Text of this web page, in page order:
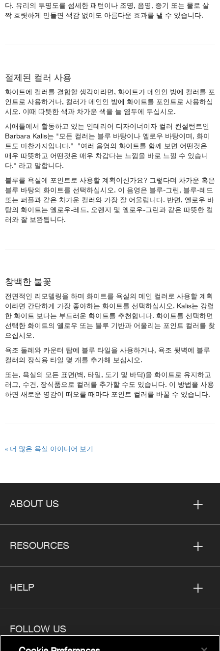
다. 유리의 투명도를 섬세한 패턴이나 조명, 음영, 증기 또는 물로 살
짝 흐릿하게 만들면 색감 없이도 아름다운 효과를 낼 수 있습니다.
절제된 컬러 사용
화이트에 컬러를 결합할 생각이라면, 화이트가 메인인 방에 컬러를 포
인트로 사용하거나, 컬러가 메인인 방에 화이트를 포인트로 사용하십
시오. 이때 따뜻한 색과 차가운 색을 늘 염두에 두십시오.
시애틀에서 활동하고 있는 인테리어 디자이너이자 컬러 컨설턴트인
Barbara Kalis는 "모든 컬러는 블루 바탕이나 옐로우 바탕이며, 화이
트도 마찬가지입니다." "여러 음영의 화이트를 함께 보면 어떤것은
매우 따뜻하고 어떤것은 매우 차갑다는 느낌을 바로 느낄 수 있습니
다." 라고 말합니다.
블루를 욕실에 포인트로 사용할 계획이신가요? 그렇다며 차가운 혹은
블루 바탕의 화이트를 선택하십시오. 이 음영은 블루-그린, 블루-레드
또는 퍼플과 같은 차가운 컬러와 가장 잘 어울립니다. 반면, 옐로우 바
탕의 화이트는 옐로우-레드, 오렌지 및 옐로우-그린과 같은 따뜻한 컬
러와 잘 보완됩니다.
창백한 불꽃
전면적인 리모델링을 하며 화이트를 욕실의 메인 컬러로 사용할 계획
이라면 간단하게 가장 좋아하는 화이트를 선택하십시오. Kalis는 강렬
한 화이트 보다는 부드러운 화이트를 추천합니다. 화이트를 선택하면
선택한 화이트의 옐로우 또는 블루 기반과 어울리는 포인트 컬러를 찾
으십시오.
욕조 둘레와 카운터 탑에 블루 타일을 사용하거나, 욕조 뒷벽에 블루
컬러의 장식용 타일 몇 개를 추가해 보십시오.
또는, 욕실의 모든 표면(벽, 타일, 도기 및 바닥)을 화이트로 유지하고
러그, 수건, 장식품으로 컬러를 추가할 수도 있습니다. 이 방법을 사용
하면 새로운 영감이 떠오를 때마다 포인트 컬러를 바꿀 수 있습니다.
« 더 많은 욕실 아이디어 보기
ABOUT US
RESOURCES
HELP
FOLLOW US